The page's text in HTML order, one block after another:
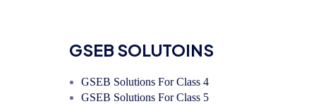
GSEB SOLUTOINS
GSEB Solutions For Class 4
GSEB Solutions For Class 5